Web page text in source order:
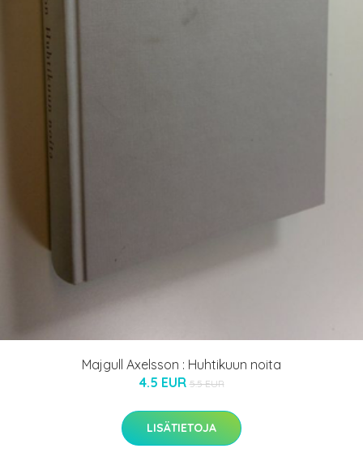
Majgull Axelsson : Huhtikuun noita
4.5 EUR 5.5 EUR
LISÄTIETOJA